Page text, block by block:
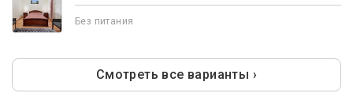
Без питания
Смотреть все варианты ›